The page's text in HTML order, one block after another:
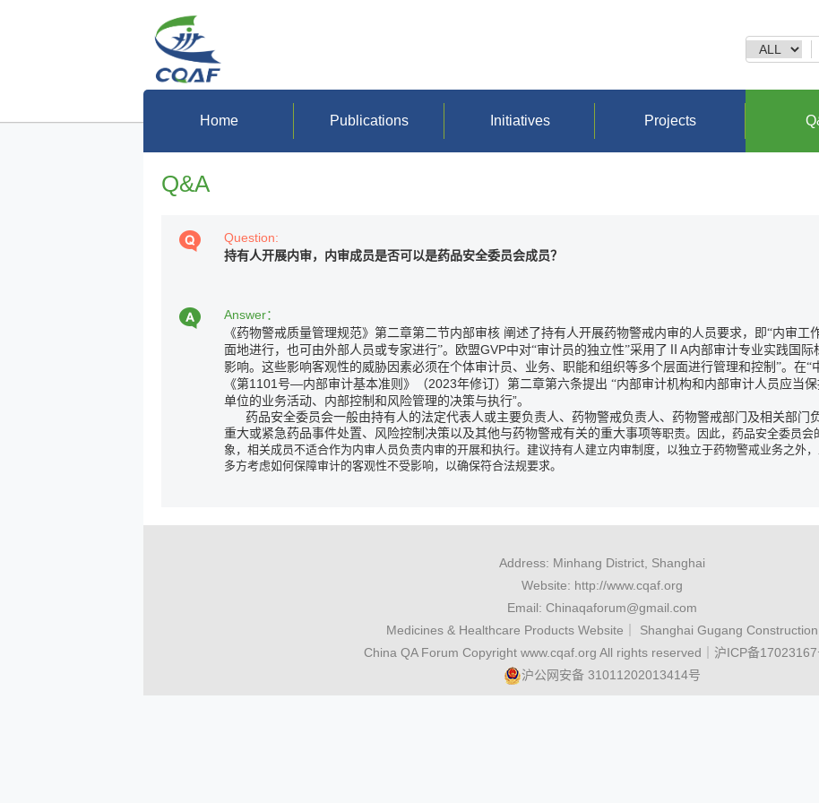
Home Publications Initiatives Projects
Q&A
Question:
持有人开展内审，内审成员是否可以是药品安全委员会成员？
Answer：
《药物警戒质量管理规范》第二章第二节内部审核 阐述了持有人开展药物警戒内审的人员要求，即“内审工
面地进行，也可由外部人员或专家进行”。欧盟GVP中对“审计员的独立性”采用了Ⅱ A内部审计专业实践国际
影响。这些影响客观性的威胁因素必须在个体审计员、业务、职能和组织等多个层面进行管理和控制”。在“
《第1101 号—内部审计基本准则》（2023年修订） 第二章第六条提出 “内部审计机构和内部审计人员应当
单位的业务活动、内部控制和风险管理的决策与执行”。
药品安全委员会一般由持有人的法定代表人或主要负责人、药物警戒负责人、药物警戒部门及相关部门
重大或紧急药品事件处置、风险控制决策以及其他与药物警戒有关的重大事项等职责。因此，药品安全委员
象，相关成员不适合作为内审人员负责内审的开展和执行。建议持有人建立内审制度，以独立于药物警戒业务之外
多方考虑如何保障审计的客观性不受影响，以确保符合法规要求。
Address: Minhang District, Shanghai
Website: http://www.cqaf.org
Email: Chinaqaforum@gmail.com
Medicines & Healthcare Products Website｜ Shanghai Gugang Construction
China QA Forum Copyright www.cqaf.org All rights reserved｜沪ICP备17023167
沪公网安备 31011202013414号